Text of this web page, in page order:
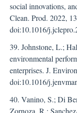
social innovations,
Clean. Prod. 2022,
doi:10.1016/
39. Johnstone, L.;
environmental
enterprises. J.
doi:10.1016/
40. Vanino, S.; Di
Zornoza, R.;